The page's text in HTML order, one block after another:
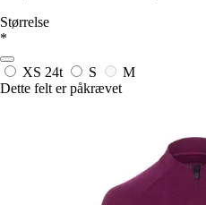
Størrelse
*
XS 24t S
M
Dette felt er påkrævet